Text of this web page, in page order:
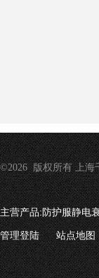
©2026 版权所有 上海
主营产品:防护服静电
管理登陆 站点地图